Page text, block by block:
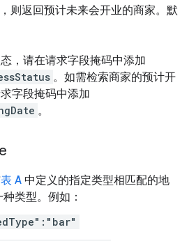
，则返回预计未来会开业的商家。默
，请在请求字段掩码中添加
。如需检索商家的预计开
字段掩码中添加
。
表 A 中定义的指定类型相匹配的地
类型。例如：